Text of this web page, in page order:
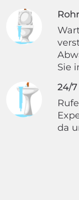
Sie
24/
da